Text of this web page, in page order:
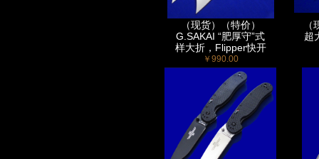
（现货）（特价）
G.SAKAI “肥厚守”式
样大折，Flipper快开
￥990.00
超